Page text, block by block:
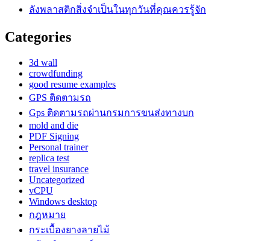
ลังพลาสติกสิ่งจำเป็นในทุกวันที่คุณควรรู้จัก
Categories
3d wall
crowdfunding
good resume examples
GPS ติดตามรถ
Gps ติดตามรถผ่านกรมการขนส่งทางบก
mold and die
PDF Signing
Personal trainer
replica test
travel insurance
Uncategorized
vCPU
Windows desktop
กฎหมาย
กระเบื้องยางลายไม้